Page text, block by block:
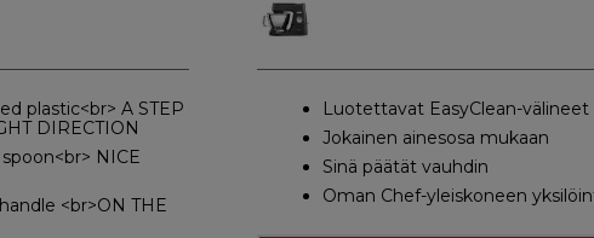
plastic<br> A STEP
DIRECTION
NICE
<br>ON THE
Luotettavat EasyClean-välineet
Jokainen ainesosa mukaan
Sinä päätät vauhdin
Oman Chef-yleiskoneen